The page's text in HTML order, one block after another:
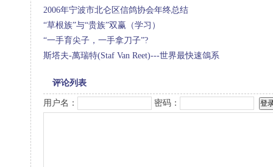
2006年宁波市北仑区信鸽协会年终总结
“草根族”与“贵族”双赢（学习）
“一手育尖子，一手拿刀子”?
斯塔夫-萬瑞特(Staf Van Reet)---世界最快速鴿系
评论列表
用户名： 密码：